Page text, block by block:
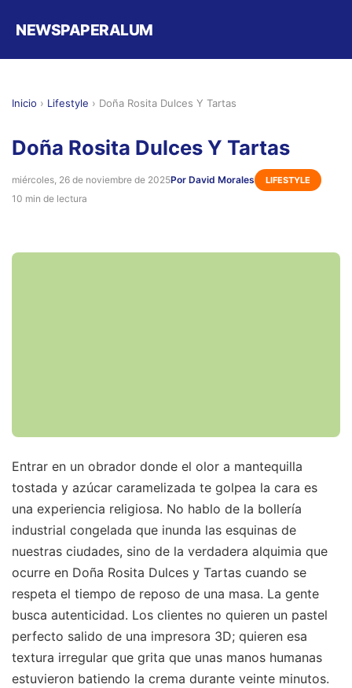
NEWSPAPERALUM
Inicio › Lifestyle › Doña Rosita Dulces Y Tartas
Doña Rosita Dulces Y Tartas
miércoles, 26 de noviembre de 2025Por David Morales LIFESTYLE
10 min de lectura
Entrar en un obrador donde el olor a mantequilla
tostada y azúcar caramelizada te golpea la cara es
una experiencia religiosa. No hablo de la bollería
industrial congelada que inunda las esquinas de
nuestras ciudades, sino de la verdadera alquimia que
ocurre en Doña Rosita Dulces y Tartas cuando se
respeta el tiempo de reposo de una masa. La gente
busca autenticidad. Los clientes no quieren un pastel
perfecto salido de una impresora 3D; quieren esa
textura irregular que grita que unas manos humanas
estuvieron batiendo la crema durante veinte minutos.